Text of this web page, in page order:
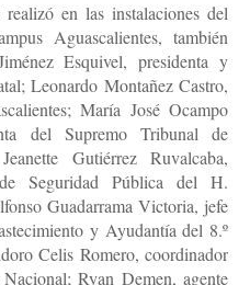
en las instalaciones del
Aguascalientes, también
Esquivel, presidenta y
Leonardo Montañez Castro,
María José Ocampo
del Supremo Tribunal de
Gutiérrez Ruvalcaba,
Seguridad Pública del H.
Guadarrama Victoria, jefe
y Ayudantía del 8.º
Celis Romero, coordinador
Ryan Demen, agente